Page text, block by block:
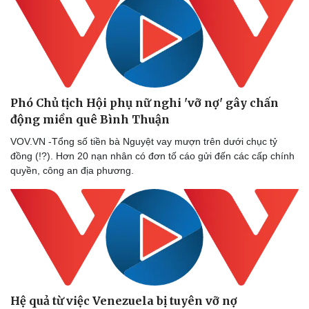
Phó Chủ tịch Hội phụ nữ nghi 'vỡ nợ' gây chấn
động miền quê Bình Thuận
VOV.VN -Tổng số tiền bà Nguyệt vay mượn trên dưới chục tỷ
đồng (!?). Hơn 20 nạn nhân có đơn tố cáo gửi đến các cấp chính
quyền, công an địa phương.
Hệ quả từ việc Venezuela bị tuyên vỡ nợ